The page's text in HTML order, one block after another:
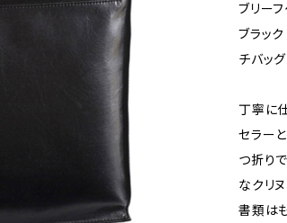
ブリー
ブラッ
チバッ
丁寧に
セラー
つ折り
なクリ
書類は